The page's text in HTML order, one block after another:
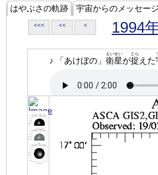
はやぶさの軌跡 宇宙からのメッセージ
<<< << < 1994
♪ 「あけぼの」 衛星
えいせい
が捉
とら
えた